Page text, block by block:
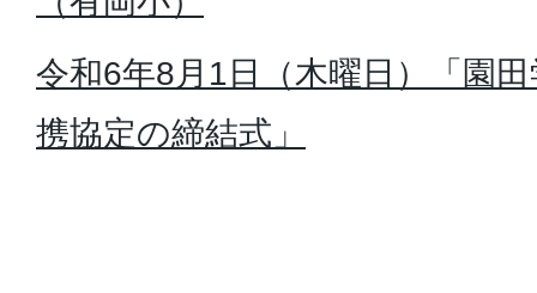
令和6年8月1日（木曜日）「園
携協定の締結式」